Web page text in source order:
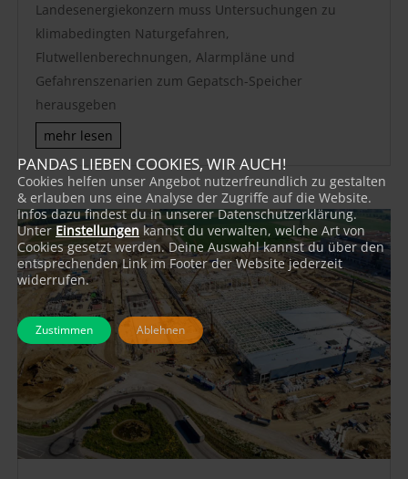
Landesenergiekonzern muss Untersuchungen zu
klimabedingten Naturgefahren,
Flutwellenberechnungen, Alarmpläne und
Gefahrenszenarien zum Gepatsch-Speicher
herausgeben
mehr lesen
PANDAS LIEBEN COOKIES, WIR AUCH!
Cookies helfen unser Angebot nutzerfreundlich zu gestalten
& erlauben uns eine Analyse der Zugriffe auf die Website.
Infos dazu findest du in unserer Datenschutzerklärung.
Unter Einstellungen kannst du verwalten, welche Art von
Cookies gesetzt werden. Deine Auswahl kannst du über den
entsprechenden Link im Footer der Website jederzeit
widerrufen.
Zustimmen Ablehnen